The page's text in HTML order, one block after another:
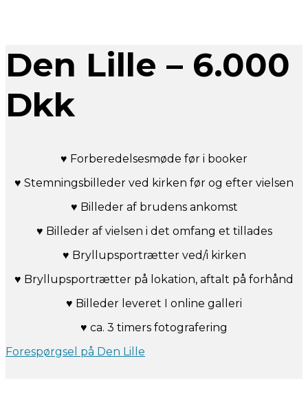
Den Lille – 6.000
Dkk
♥ Forberedelsesmøde før i booker
♥ Stemningsbilleder ved kirken før og efter vielsen
♥ Billeder af brudens ankomst
♥ Billeder af vielsen i det omfang et tillades
♥ Bryllupsportrætter ved/i kirken
♥ Bryllupsportrætter på lokation, aftalt på forhånd
♥ Billeder leveret I online galleri
♥ ca. 3 timers fotografering
Forespørgsel på Den Lille